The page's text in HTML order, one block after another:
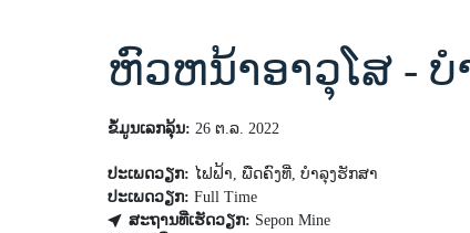
ຫົວຫນ້າອາວຸໂສ - ບໍ
ຂໍ້ມູນເລກລຸ້ນ: 26 ຕ.ລ. 2022
ປະເພດວຽກ: ໄຟຟ້າ, ພືດຄົງທີ່, ບໍາລຸງຮັກສາ
ປະເພດວຽກ: Full Time
ສະຖານທີ່ເຮັດວຽກ: Sepon Mine